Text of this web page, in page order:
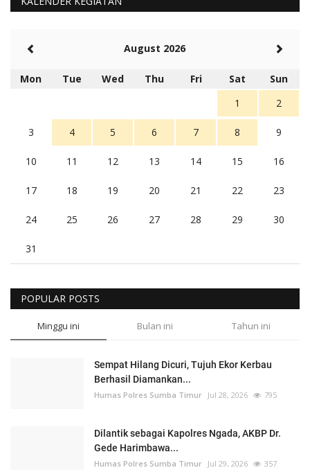
August 2026
Mon Tue Wed Thu Fri Sat
Sun
1
2
3 4 5 6 7 8 9
10 11 12 13 14 15 16
17 18 19 20 21 22 23
24 25 26 27 28 29 30
31
POPULAR POSTS
Minggu ini Bulan ini Tahun ini
Sempat Hilang Dicuri, Tujuh Ekor Kerbau
Berhasil Diamankan...
Humas Polres Sumba Timur Jul 28, 2026 795
Dilantik sebagai Kapolres Ngada, AKBP Dr.
Gede Harimbawa...
Humas Polres Sumba Timur Jul 29, 2026 357